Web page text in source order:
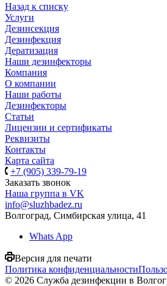
Назад к списку
Услуги
Дезинсекция
Дезинфекция
Дератизация
Наши дезинфекторы
Компания
О компании
Наши работы
Дезинфекторы
Статьи
Лицензии и сертификаты
Реквизиты
Контакты
Карта сайта
+7 (905) 339-79-19
Заказать звонок
Наша группа в VK
info@sluzhbadez.ru
Волгоград, Симбирская улица, 41
Whats App
Версия для печати
Политика конфиденциальности
© 2026 Служба дезинфекции в